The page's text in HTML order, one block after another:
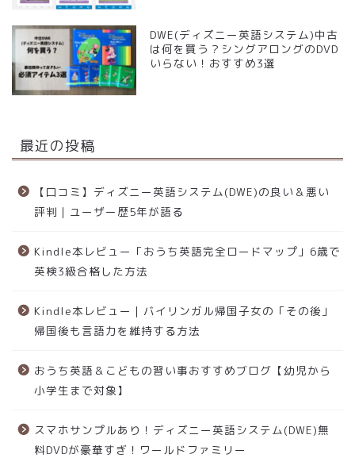
DWE(ディズニー英語システム)中古
は何を買う？シングアロングのDVD
いらない！おすすめ3選
最近の投稿
【口コミ】ディズニー英語システム(DWE)の良い＆悪い
評判｜ユーザー歴5年が語る
Kindle本レビュー「おうち英語完全ロードマップ」6歳で
英検3級合格した方法
Kindle本レビュー｜バイリンガル帰国子女の「その後」
帰国後も言語力を維持する方法
おうち英語＆こどもの習い事おすすめブログ【幼児から
小学生まで対象】
スマホサンプルあり！ディズニー英語システム(DWE)無
料DVDが豪華すぎ！ワールドファミリー